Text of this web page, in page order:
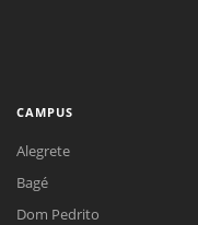
CAMPUS
Alegrete
Bagé
Dom Pedrito